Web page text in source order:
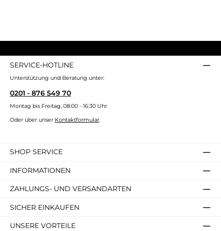
SERVICE-HOTLINE
Unterstützung und Beratung unter:
0201 - 876 549 70
Montag bis Freitag, 08:00 - 16:30 Uhr
Oder über unser Kontaktformular.
SHOP SERVICE
INFORMATIONEN
ZAHLUNGS- UND VERSANDARTEN
SICHER EINKAUFEN
UNSERE VORTEILE